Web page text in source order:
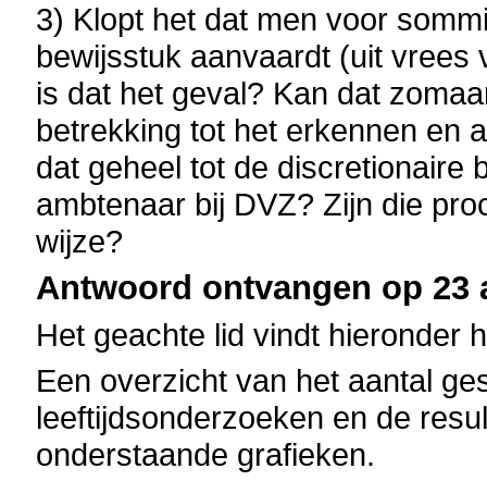
3) Klopt het dat men voor
bewijsstuk aanvaardt (uit vrees
is dat het geval? Kan dat
betrekking tot het erkennen en
dat geheel tot de discretionaire
ambtenaar bij DVZ? Zijn die
wijze?
Antwoord ontvangen op 23
Het geachte lid vindt hieronder
Een overzicht van het aantal
leeftijdsonderzoeken en de
onderstaande grafieken.